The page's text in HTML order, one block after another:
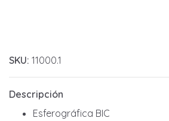
SKU: 11000.1
Descripción
Esferográfica BIC